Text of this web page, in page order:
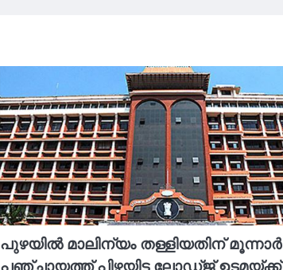
പുഴയിൽ മാലിന്യം തള്ളിയതിന് മൂന്നാർ
പഞ്ചായത്ത് പിഴയിട്ട ലോഡ്ജ് ഉടമയ്ക്ക്